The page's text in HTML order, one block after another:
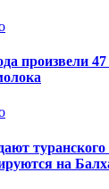
произвели
на